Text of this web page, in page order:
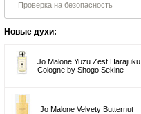
Проверка на безопасность
Новые духи:
Jo Malone Yuzu Zest Harajuku
Cologne by Shogo Sekine
Jo Malone Velvety Butternut